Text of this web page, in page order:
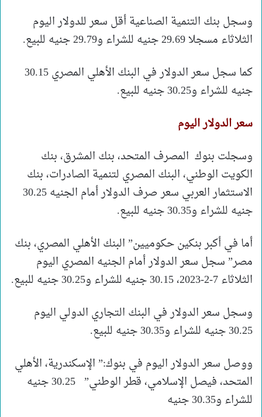
وسجل بنك التنمية الصناعية أقل سعر للدولار اليوم
الثلاثاء مسجلا 29.69 جنيه للشراء و29.79 جنيه للبيع.
كما سجل سعر الدولار في البنك الأهلي المصري 30.15
جنيه للشراء و30.25 جنيه للبيع.
سعر الدولار اليوم
وسجلت بنوك المصرف المتحد، بنك المشرق، بنك
الكويت الوطني، البنك المصري لتنمية الصادرات، بنك
الاستثمار العربي سعر صرف الدولار أمام الجنيه 30.25
جنيه للشراء و30.35 جنيه للبيع.
أما في أكبر بنكين حكوميين” البنك الأهلي المصري، بنك
مصر” سجل سعر الدولار أمام الجنيه المصري اليوم
الثلاثاء 7-2-2023، 30.15 جنيه للشراء و30.25 جنيه للبيع.
وسجل سعر الدولار في البنك التجاري الدولي اليوم
30.25 جنيه للشراء و30.35 جنيه للبيع.
ووصل سعر الدولار اليوم في بنوك:” الإسكندرية، الأهلي
المتحد، فيصل الإسلامي، قطر الوطني” 30.25 جنيه
للشراء و30.35 جنيه